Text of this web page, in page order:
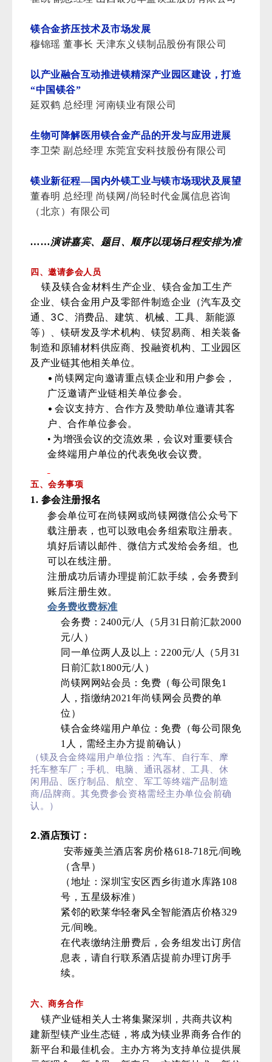
镁合金挤压技术及市场发展
穆锦瑶 董事长 天津东义镁制品股份有限公司
以产业融合互动推进镁精深产业园区建设，打造
“中国镁谷”
延双鹤 总经理 河南镁业有限公司
生物可降解医用镁合金产品的开发与应用进展
李卫荣 副总经理 东莞宜安科技股份有限公司
镁业新征程—国内外镁工业与镁市场现状及展望
董春明 总经理 尚镁网 /尚轻时代金属信息咨询
（北京）有限公司
……演讲嘉宾、题目、顺序以现场日程安排为准
四、邀请参会人员
镁及镁合金材料生产企业、镁合金加工生产
企业、镁合金用户及零部件制造企业（汽车及交
通、 3C 、消费品、建筑、机械、工具、新能源
等）、镁研发及学术机构、镁贸易商、相关装备
制造和原辅材料供应商、投融资机构、工业园区
及产业链其他相关单位。
• 尚镁网定向邀请重点镁企业和用户参会，
广泛邀请产业链相关单位参会。
• 会议支持方、合作方及赞助单位邀请其客
户、合作单位参会。
• 为增强会议的交流效果，会议对重要镁合
金终端用户单位的代表免收会议费。
五、会务事项
1. 参会注册报名
参会单位可在尚镁网或尚镁网微信公众号下
载注册表，也可以致电会务组索取注册表。
填好后请以邮件、微信方式发给会务组。也
可以在线注册。
注册成功后请办理提前汇款手续，会务费到
账后注册生效。
会务费收费标准
会务费：2400元/人（5月31日前汇款2000
元/人）
同一单位两人及以上：2200元/人（5月31
日前汇款1800元/人）
尚镁网网站会员：免费（每公司限免1
人，指缴纳2021年尚镁网会员费的单
位）
镁合金终端用户单位：免费（每公司限免
1人，需经主办方提前确认）
（镁及合金终端用户单位指：汽车、自行车、摩
托车整车厂；手机、电脑、通讯器材、工具、休
闲用品、医疗制品、航空、军工等终端产品制造
商/品牌商。其免费参会资格需经主办单位会前确
认。）
2.酒店预订：
安蒂娅美兰酒店客房价格618-718元/间晚
（含早）
（地址：深圳宝安区西乡街道水库路108
号，五星级标准）
紧邻的欧莱华轻奢风全智能酒店价格329
元/间晚。
在代表缴纳注册费后，会务组发出订房信
息表，请自行联系酒店提前办理订房手
续。
六、商务合作
镁产业链相关人士将集聚深圳，共商共议构
建新型镁产业生态链，将成为镁业界商务合作的
新平台和最佳机会。主办方将为支持单位提供展